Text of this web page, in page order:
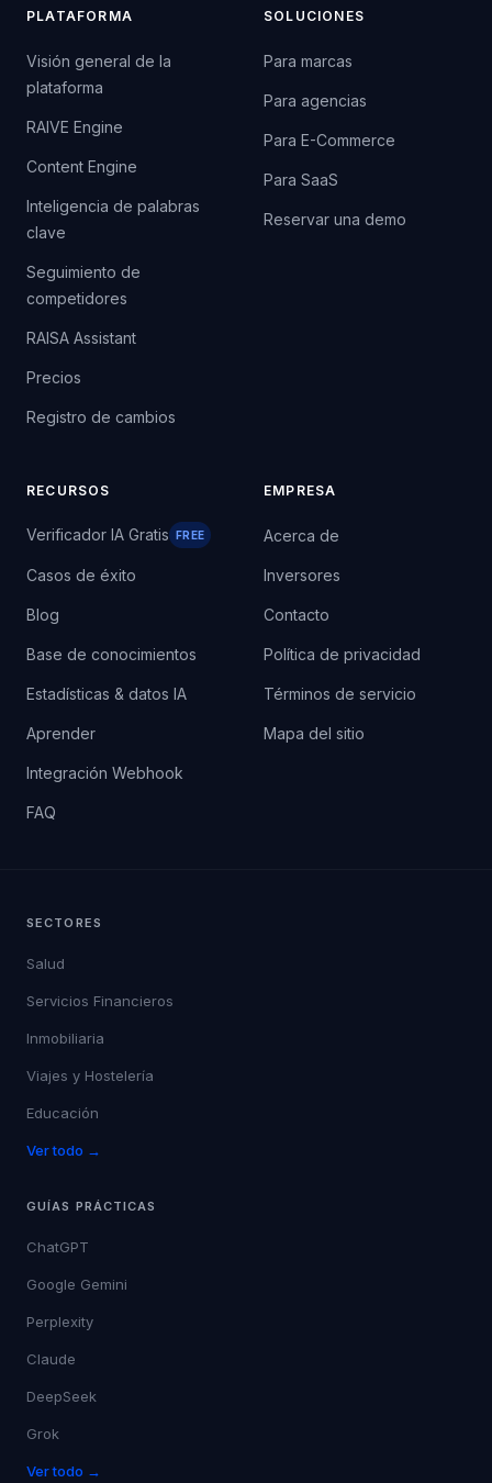
PLATAFORMA
Visión general de la
plataforma
RAIVE Engine
Content Engine
Inteligencia de palabras
clave
Seguimiento de
competidores
RAISA Assistant
Precios
Registro de cambios
SOLUCIONES
Para marcas
Para agencias
Para E-Commerce
Para SaaS
Reservar una demo
RECURSOS
Verificador IA Gratis FREE
Casos de éxito
Blog
Base de conocimientos
Estadísticas & datos IA
Aprender
Integración Webhook
FAQ
EMPRESA
Acerca de
Inversores
Contacto
Política de privacidad
Términos de servicio
Mapa del sitio
SECTORES
Salud
Servicios Financieros
Inmobiliaria
Viajes y Hostelería
Educación
Ver todo →
GUÍAS PRÁCTICAS
ChatGPT
Google Gemini
Perplexity
Claude
DeepSeek
Grok
Ver todo →